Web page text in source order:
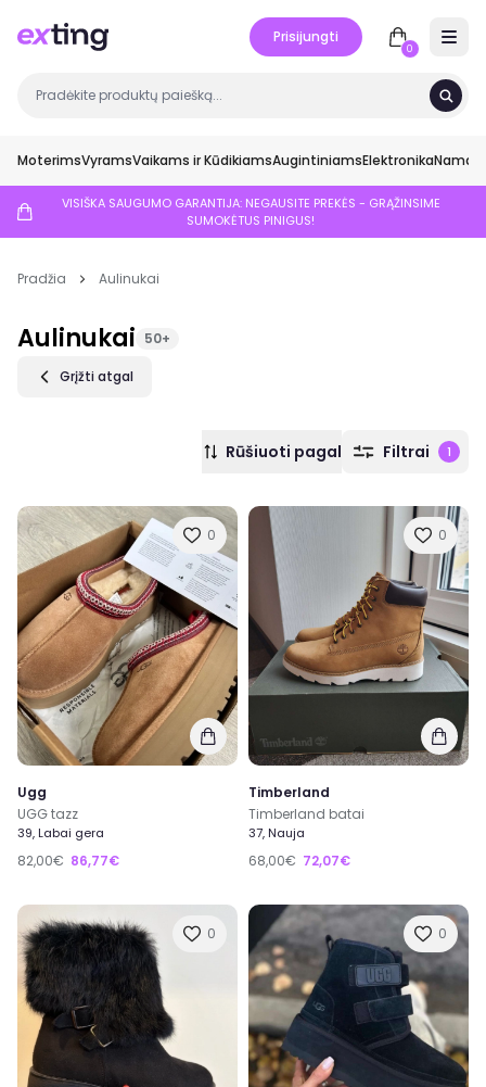
Prisijungti
0
MoterimsVyramsVaikams ir KūdikiamsAugintiniamsElektronikaNamai
VISIŠKA SAUGUMO GARANTIJA: NEGAUSITE PREKĖS - GRĄŽINSIME
SUMOKĖTUS PINIGUS!
Pradžia Aulinukai
Aulinukai 50+
Grįžti atgal
Rūšiuoti pagal Filtrai 1
0
Ugg
UGG tazz
39, Labai gera
82,00€ 86,77€
0
Timberland
Timberland batai
37, Nauja
68,00€ 72,07€
0 0